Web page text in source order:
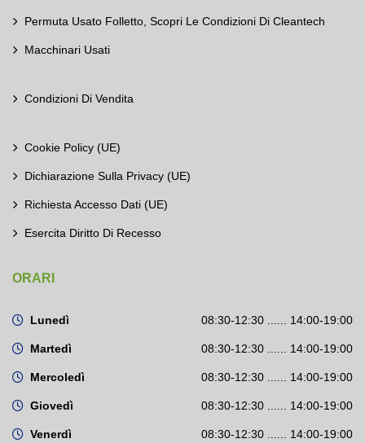
Permuta Usato Folletto, Scopri Le Condizioni Di Cleantech
Macchinari Usati
Condizioni Di Vendita
Cookie Policy (UE)
Dichiarazione Sulla Privacy (UE)
Richiesta Accesso Dati (UE)
Esercita Diritto Di Recesso
ORARI
Lunedì 08:30-12:30 ...... 14:00-19:00
Martedì 08:30-12:30 ...... 14:00-19:00
Mercoledì 08:30-12:30 ...... 14:00-19:00
Giovedì 08:30-12:30 ...... 14:00-19:00
Venerdì 08:30-12:30 ...... 14:00-19:00